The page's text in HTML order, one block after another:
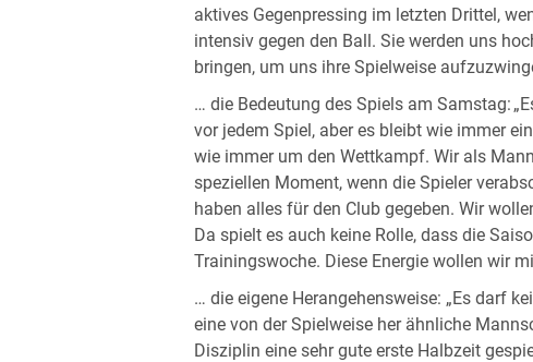
aktives Gegenpressing im letzten Drittel,
intensiv gegen den Ball. Sie werden uns
bringen, um uns ihre Spielweise
… die Bedeutung des Spiels am Samstag:
vor jedem Spiel, aber es bleibt wie immer
wie immer um den Wettkampf. Wir als
speziellen Moment, wenn die Spieler
haben alles für den Club gegeben. Wir
Da spielt es auch keine Rolle, dass die
Trainingswoche. Diese Energie wollen wir
… die eigene Herangehensweise: „Es darf
eine von der Spielweise her ähnliche
Disziplin eine sehr gute erste Halbzeit